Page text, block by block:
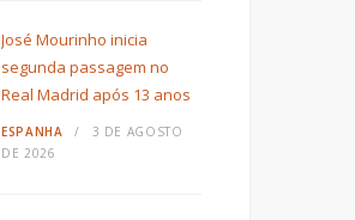
José Mourinho inicia
segunda passagem no
Real Madrid após 13 anos
ESPANHA
3 DE AGOSTO
DE 2026